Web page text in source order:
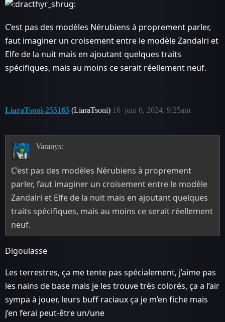
C’est pas des modèles Nérubiens à proprement parler,
faut imaginer un croisement entre le modèle Zandalri et
Elfe de la nuit mais en ajoutant quelques traits
spécifiques, mais au moins ce serait réellement neuf.
LiaraTsoni-255165 (LiaraTsoni) juin 6, 2024, 9:25am
16
Varanys:
C’est pas des modèles Nérubiens à proprement
parler, faut imaginer un croisement entre le modèle
Zandalri et Elfe de la nuit mais en ajoutant quelques
traits spécifiques, mais au moins ce serait réellement
neuf.
Digoulasse
Les terrestres, ça me tente pas spécialement, j’aime pas
les nains de base mais je les trouve très colorés, ça a l’air
sympa à jouer, leurs buff raciaux ça je m’en fiche mais
j’en ferai peut-être un/une